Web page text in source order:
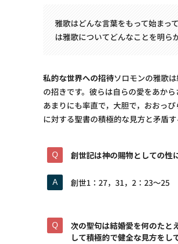
雅歌はどんな言葉をもって始まっ
は雅歌についてどんなことを明ら
私的な世界への招待ソロモンの雅歌
の招きです。彼らは自らの愛をあか
あまりにも率直で，大胆で，おおっ
に対する聖書の積極的な見方と矛盾す
創世記は神の賜物としての性
創世1：27，31，2：23〜25
次の聖句は結婚愛を何のたと
して積極的で健全な見方をし